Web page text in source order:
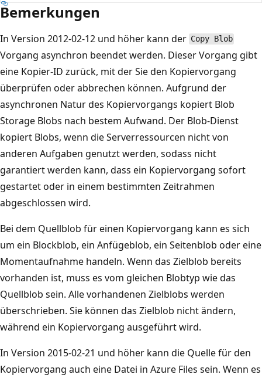
Bemerkungen
In Version 2012-02-12 und höher kann der Copy Blob
Vorgang asynchron beendet werden. Dieser Vorgang gibt
eine Kopier-ID zurück, mit der Sie den Kopiervorgang
überprüfen oder abbrechen können. Aufgrund der
asynchronen Natur des Kopiervorgangs kopiert Blob
Storage Blobs nach bestem Aufwand. Der Blob-Dienst
kopiert Blobs, wenn die Serverressourcen nicht von
anderen Aufgaben genutzt werden, sodass nicht
garantiert werden kann, dass ein Kopiervorgang sofort
gestartet oder in einem bestimmten Zeitrahmen
abgeschlossen wird.
Bei dem Quellblob für einen Kopiervorgang kann es sich
um ein Blockblob, ein Anfügeblob, ein Seitenblob oder eine
Momentaufnahme handeln. Wenn das Zielblob bereits
vorhanden ist, muss es vom gleichen Blobtyp wie das
Quellblob sein. Alle vorhandenen Zielblobs werden
überschrieben. Sie können das Zielblob nicht ändern,
während ein Kopiervorgang ausgeführt wird.
In Version 2015-02-21 und höher kann die Quelle für den
Kopiervorgang auch eine Datei in Azure Files sein. Wenn es